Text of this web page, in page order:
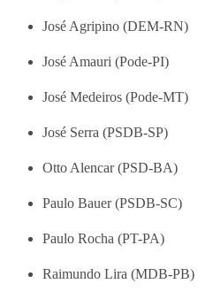
José Agripino (DEM-RN)
José Amauri (Pode-PI)
José Medeiros (Pode-MT)
José Serra (PSDB-SP)
Otto Alencar (PSD-BA)
Paulo Bauer (PSDB-SC)
Paulo Rocha (PT-PA)
Raimundo Lira (MDB-PB)